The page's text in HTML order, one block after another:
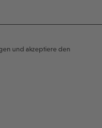
und akzeptiere den